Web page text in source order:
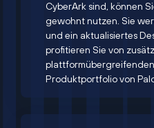
CyberArk sind, können
gewohnt nutzen. Sie
und ein aktualisiertes
profitieren Sie von
Produktportfolio von